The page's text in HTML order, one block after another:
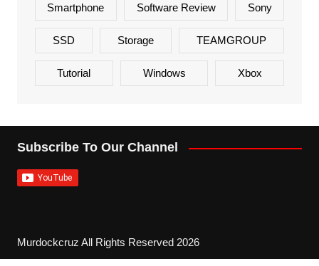
Smartphone Software Review Sony
SSD Storage TEAMGROUP
Tutorial Windows Xbox
Subscribe To Our Channel
Murdockcruz All Rights Reserved 2026